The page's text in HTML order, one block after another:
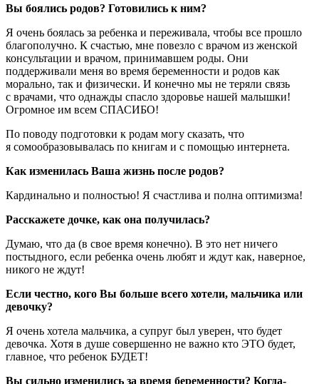
Вы боялись родов? Готовились к ним?
Я очень боялась за ребенка и переживала, чтобы все прошло
благополучно. К счастью, мне повезло с врачом из женской
консультации и врачом, принимавшем роды. Они
поддерживали меня во время беременности и родов как
морально, так и физически. И конечно мы не теряли связь
с врачами, что однажды спасло здоровье нашей малышки!
Огромное им всем СПАСИБО!
По поводу подготовки к родам могу сказать, что
я сомообразовывалась по книгам и с помощью интернета.
Как изменилась Ваша жизнь после родов?
Кардинально и полностью! Я счастлива и полна оптимизма!
Расскажете дочке, как она получилась?
Думаю, что да (в свое время конечно). В это нет ничего
постыдного, если ребенка очень любят и ждут как, наверное,
никого не ждут!
Если честно, кого Вы больше всего хотели, мальчика или
девочку?
Я очень хотела мальчика, а супруг был уверен, что будет
девочка. Хотя в душе совершенно не важно кто ЭТО будет,
главное, что ребенок БУДЕТ!
Вы сильно изменились за время беременности? Когда-